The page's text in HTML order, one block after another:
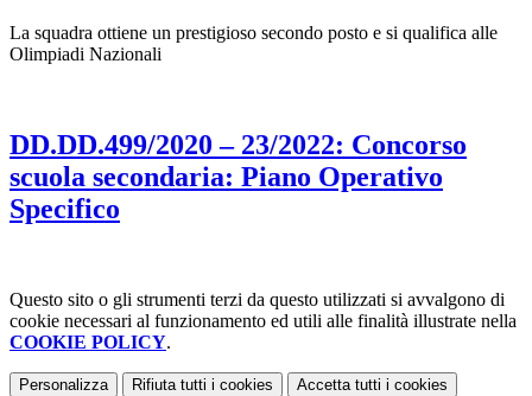
La squadra ottiene un prestigioso secondo posto e si qualifica alle
Olimpiadi Nazionali
DD.DD.499/2020 – 23/2022: Concorso
scuola secondaria: Piano Operativo
Specifico
Questo sito o gli strumenti terzi da questo utilizzati si avvalgono di
cookie necessari al funzionamento ed utili alle finalità illustrate nella
COOKIE POLICY.
Personalizza Rifiuta tutti i cookies Accetta tutti i cookies